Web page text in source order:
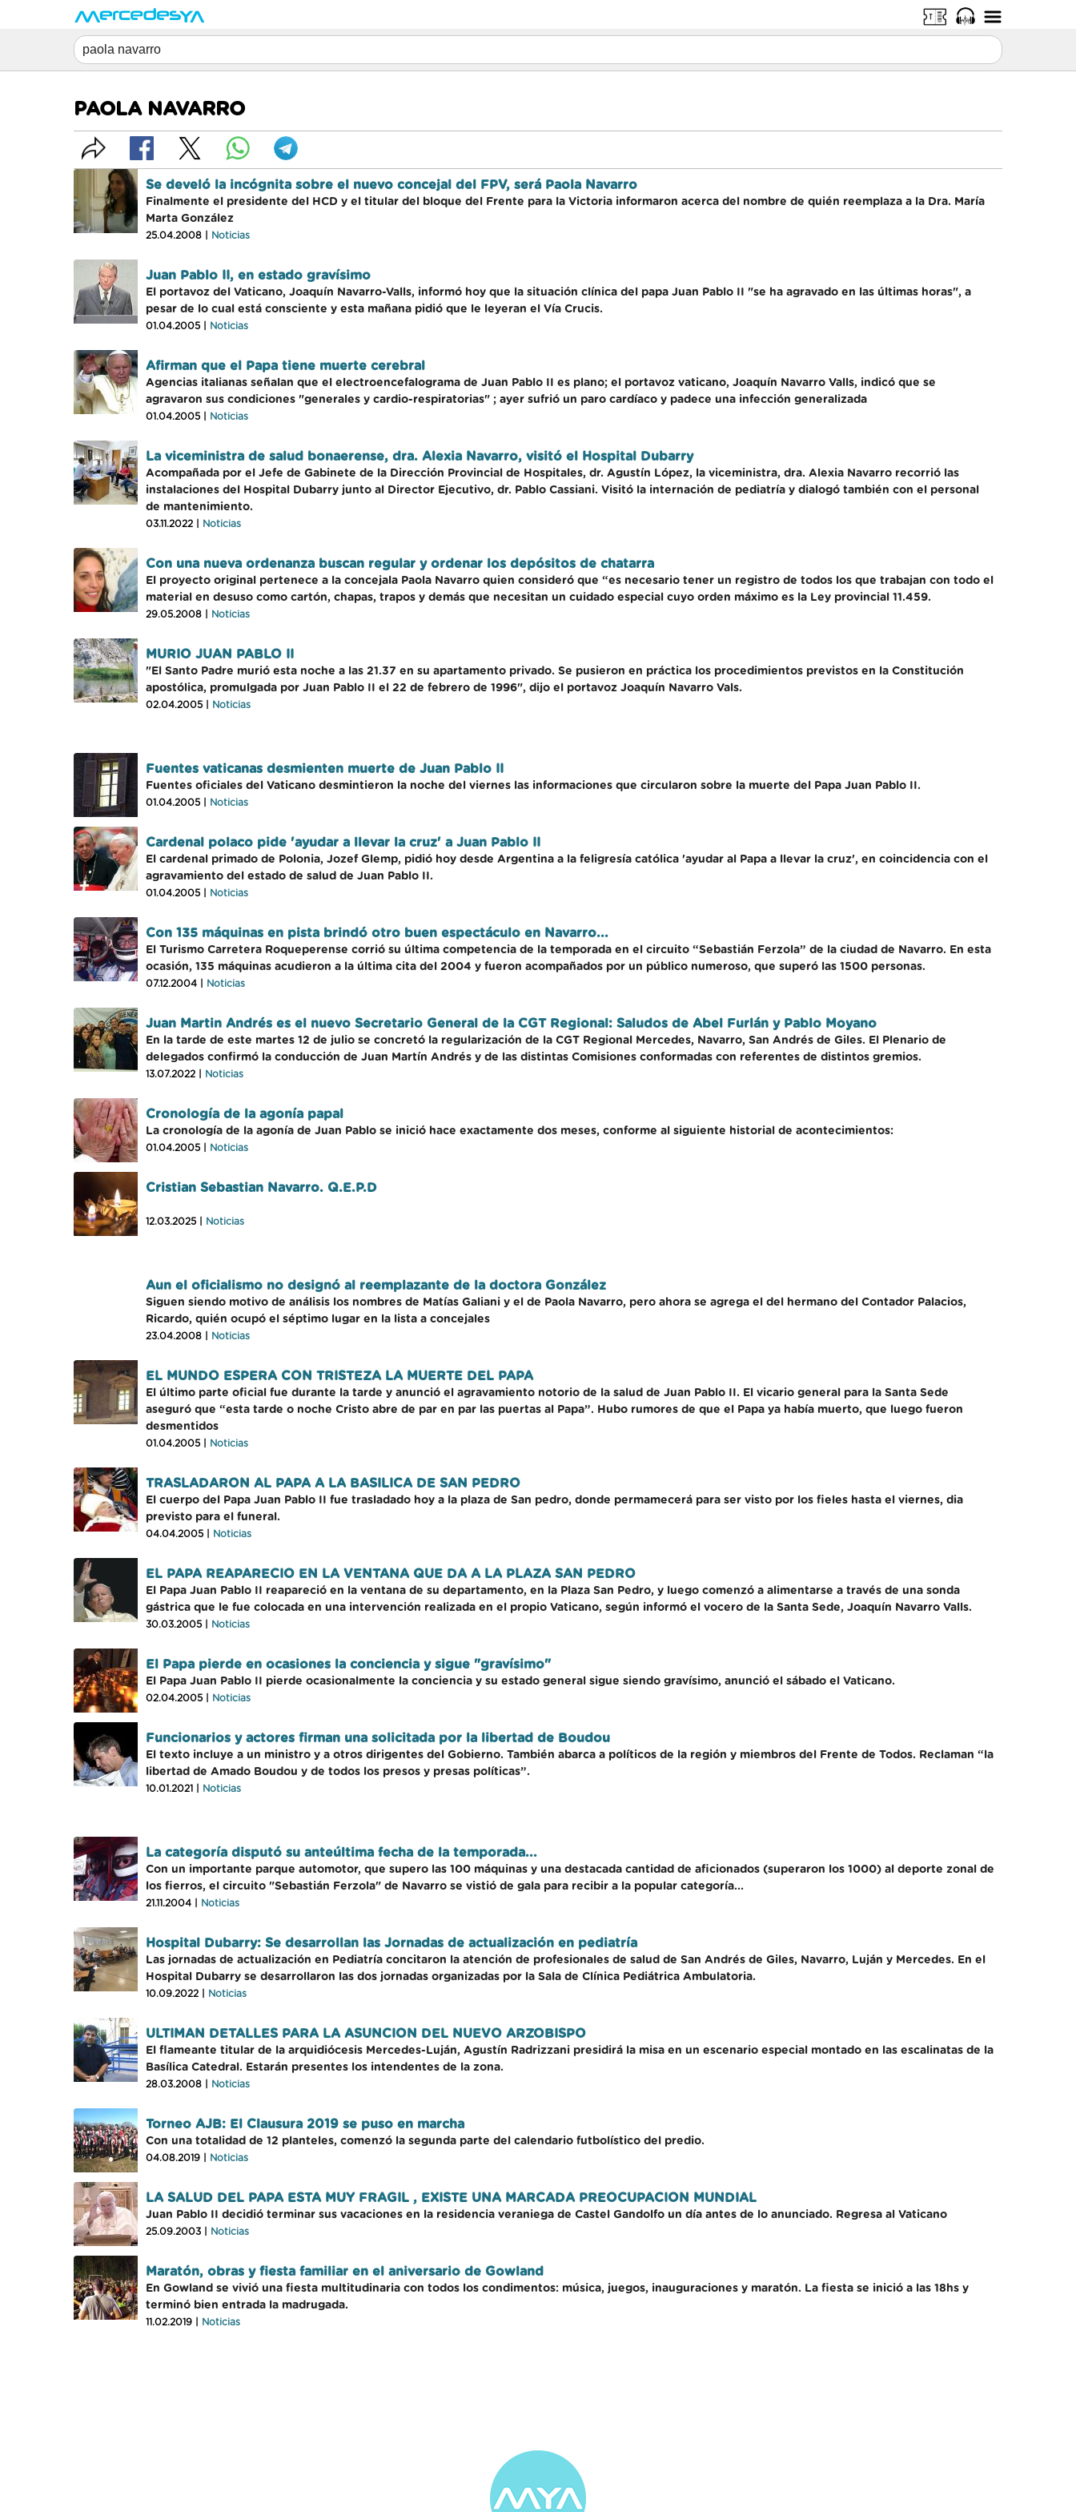
PAOLA NAVARRO
Se develó la incógnita sobre el nuevo concejal del FPV, será Paola Navarro
Finalmente el presidente del HCD y el titular del bloque del Frente para la Victoria informaron acerca del nombre de quién reemplaza a la Dra. María
Marta González
25.04.2008 | Noticias
Juan Pablo II, en estado gravísimo
El portavoz del Vaticano, Joaquín Navarro-Valls, informó hoy que la situación clínica del papa Juan Pablo II "se ha agravado en las últimas horas", a
pesar de lo cual está consciente y esta mañana pidió que le leyeran el Vía Crucis.
01.04.2005 | Noticias
Afirman que el Papa tiene muerte cerebral
Agencias italianas señalan que el electroencefalograma de Juan Pablo II es plano; el portavoz vaticano, Joaquín Navarro Valls, indicó que se
agravaron sus condiciones "generales y cardio-respiratorias" ; ayer sufrió un paro cardíaco y padece una infección generalizada
01.04.2005 | Noticias
La viceministra de salud bonaerense, dra. Alexia Navarro, visitó el Hospital Dubarry
Acompañada por el Jefe de Gabinete de la Dirección Provincial de Hospitales, dr. Agustín López, la viceministra, dra. Alexia Navarro recorrió las
instalaciones del Hospital Dubarry junto al Director Ejecutivo, dr. Pablo Cassiani. Visitó la internación de pediatría y dialogó también con el personal
de mantenimiento.
03.11.2022 | Noticias
Con una nueva ordenanza buscan regular y ordenar los depósitos de chatarra
El proyecto original pertenece a la concejala Paola Navarro quien consideró que “es necesario tener un registro de todos los que trabajan con todo el
material en desuso como cartón, chapas, trapos y demás que necesitan un cuidado especial cuyo orden máximo es la Ley provincial 11.459.
29.05.2008 | Noticias
MURIO JUAN PABLO II
"El Santo Padre murió esta noche a las 21.37 en su apartamento privado. Se pusieron en práctica los procedimientos previstos en la Constitución
apostólica, promulgada por Juan Pablo II el 22 de febrero de 1996", dijo el portavoz Joaquín Navarro Vals.
02.04.2005 | Noticias
Fuentes vaticanas desmienten muerte de Juan Pablo II
Fuentes oficiales del Vaticano desmintieron la noche del viernes las informaciones que circularon sobre la muerte del Papa Juan Pablo II.
01.04.2005 | Noticias
Cardenal polaco pide 'ayudar a llevar la cruz' a Juan Pablo II
El cardenal primado de Polonia, Jozef Glemp, pidió hoy desde Argentina a la feligresía católica 'ayudar al Papa a llevar la cruz', en coincidencia con el
agravamiento del estado de salud de Juan Pablo II.
01.04.2005 | Noticias
Con 135 máquinas en pista brindó otro buen espectáculo en Navarro...
El Turismo Carretera Roqueperense corrió su última competencia de la temporada en el circuito “Sebastián Ferzola” de la ciudad de Navarro. En esta
ocasión, 135 máquinas acudieron a la última cita del 2004 y fueron acompañados por un público numeroso, que superó las 1500 personas.
07.12.2004 | Noticias
Juan Martin Andrés es el nuevo Secretario General de la CGT Regional: Saludos de Abel Furlán y Pablo Moyano
En la tarde de este martes 12 de julio se concretó la regularización de la CGT Regional Mercedes, Navarro, San Andrés de Giles. El Plenario de
delegados confirmó la conducción de Juan Martín Andrés y de las distintas Comisiones conformadas con referentes de distintos gremios.
13.07.2022 | Noticias
Cronología de la agonía papal
La cronología de la agonía de Juan Pablo se inició hace exactamente dos meses, conforme al siguiente historial de acontecimientos:
01.04.2005 | Noticias
Cristian Sebastian Navarro. Q.E.P.D
12.03.2025 | Noticias
Aun el oficialismo no designó al reemplazante de la doctora González
Siguen siendo motivo de análisis los nombres de Matías Galiani y el de Paola Navarro, pero ahora se agrega el del hermano del Contador Palacios,
Ricardo, quién ocupó el séptimo lugar en la lista a concejales
23.04.2008 | Noticias
EL MUNDO ESPERA CON TRISTEZA LA MUERTE DEL PAPA
El último parte oficial fue durante la tarde y anunció el agravamiento notorio de la salud de Juan Pablo II. El vicario general para la Santa Sede
aseguró que “esta tarde o noche Cristo abre de par en par las puertas al Papa”. Hubo rumores de que el Papa ya había muerto, que luego fueron
desmentidos
01.04.2005 | Noticias
TRASLADARON AL PAPA A LA BASILICA DE SAN PEDRO
El cuerpo del Papa Juan Pablo II fue trasladado hoy a la plaza de San pedro, donde permamecerá para ser visto por los fieles hasta el viernes, dia
previsto para el funeral.
04.04.2005 | Noticias
EL PAPA REAPARECIO EN LA VENTANA QUE DA A LA PLAZA SAN PEDRO
El Papa Juan Pablo II reapareció en la ventana de su departamento, en la Plaza San Pedro, y luego comenzó a alimentarse a través de una sonda
gástrica que le fue colocada en una intervención realizada en el propio Vaticano, según informó el vocero de la Santa Sede, Joaquín Navarro Valls.
30.03.2005 | Noticias
El Papa pierde en ocasiones la conciencia y sigue "gravísimo"
El Papa Juan Pablo II pierde ocasionalmente la conciencia y su estado general sigue siendo gravísimo, anunció el sábado el Vaticano.
02.04.2005 | Noticias
Funcionarios y actores firman una solicitada por la libertad de Boudou
El texto incluye a un ministro y a otros dirigentes del Gobierno. También abarca a políticos de la región y miembros del Frente de Todos. Reclaman “la
libertad de Amado Boudou y de todos los presos y presas políticas”.
10.01.2021 | Noticias
La categoría disputó su anteúltima fecha de la temporada...
Con un importante parque automotor, que supero las 100 máquinas y una destacada cantidad de aficionados (superaron los 1000) al deporte zonal de
los fierros, el circuito "Sebastián Ferzola" de Navarro se vistió de gala para recibir a la popular categoría...
21.11.2004 | Noticias
Hospital Dubarry: Se desarrollan las Jornadas de actualización en pediatría
Las jornadas de actualización en Pediatría concitaron la atención de profesionales de salud de San Andrés de Giles, Navarro, Luján y Mercedes. En el
Hospital Dubarry se desarrollaron las dos jornadas organizadas por la Sala de Clínica Pediátrica Ambulatoria.
10.09.2022 | Noticias
ULTIMAN DETALLES PARA LA ASUNCION DEL NUEVO ARZOBISPO
El flameante titular de la arquidiócesis Mercedes-Luján, Agustín Radrizzani presidirá la misa en un escenario especial montado en las escalinatas de la
Basílica Catedral. Estarán presentes los intendentes de la zona.
28.03.2008 | Noticias
Torneo AJB: El Clausura 2019 se puso en marcha
Con una totalidad de 12 planteles, comenzó la segunda parte del calendario futbolístico del predio.
04.08.2019 | Noticias
LA SALUD DEL PAPA ESTA MUY FRAGIL , EXISTE UNA MARCADA PREOCUPACION MUNDIAL
Juan Pablo II decidió terminar sus vacaciones en la residencia veraniega de Castel Gandolfo un día antes de lo anunciado. Regresa al Vaticano
25.09.2003 | Noticias
Maratón, obras y fiesta familiar en el aniversario de Gowland
En Gowland se vivió una fiesta multitudinaria con todos los condimentos: música, juegos, inauguraciones y maratón. La fiesta se inició a las 18hs y
terminó bien entrada la madrugada.
11.02.2019 | Noticias